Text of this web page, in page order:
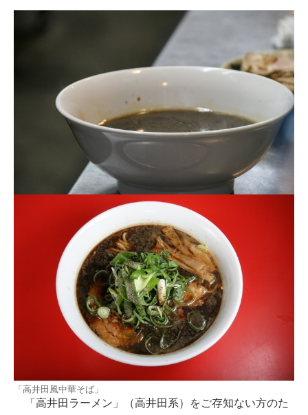
「高井田風中華そば」
「高井田ラーメン」（高井田系）をご存知ない方のた